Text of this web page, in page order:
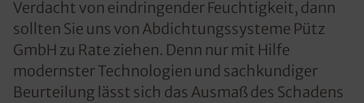
Verdacht von eindringender Feuchtigkeit, dann
sollten Sie uns von Abdichtungssysteme Pütz
GmbH zu Rate ziehen. Denn nur mit Hilfe
modernster Technologien und sachkundiger
Beurteilung lässt sich das Ausmaß des Schadens